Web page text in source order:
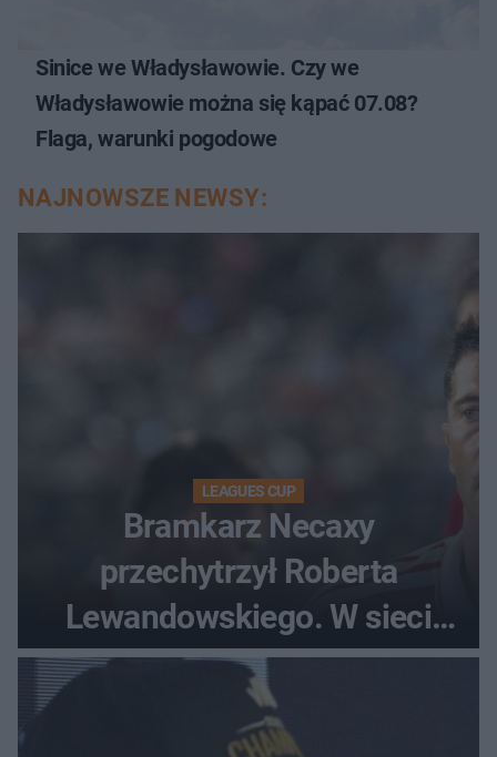
Sinice we Władysławowie. Czy we
Władysławowie można się kąpać 07.08?
Flaga, warunki pogodowe
NAJNOWSZE NEWSY:
LEAGUES CUP
Bramkarz Necaxy
przechytrzył Roberta
Lewandowskiego. W sieci
krąży wideo z tego pojedynku